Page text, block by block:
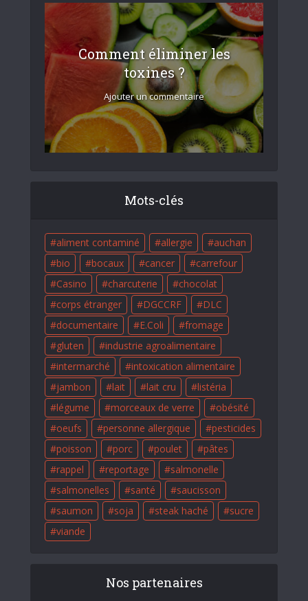
Comment éliminer les
toxines ?
Ajouter un commentaire
Mots-clés
aliment contaminé allergie
auchan
bio
bocaux cancer
carrefour
Casino
charcuterie
chocolat
corps étranger
DGCCRF
DLC
documentaire
E.Coli
fromage
gluten
industrie agroalimentaire
intermarché
intoxication alimentaire
jambon
lait lait cru
listéria
légume
morceaux de verre
obésité
oeufs
personne allergique
pesticides
poisson
porc poulet
pâtes
rappel
reportage
salmonelle
salmonelles
santé
saucisson
saumon
soja steak haché
sucre
viande
Nos partenaires